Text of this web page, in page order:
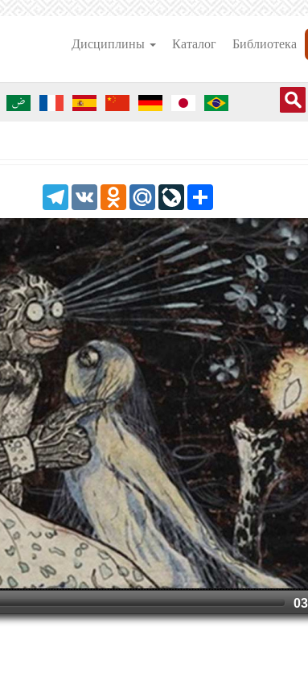
Дисциплины Каталог Библиотека
TelegramVK Odnoklassniki
Mail.Ru LiveJournal